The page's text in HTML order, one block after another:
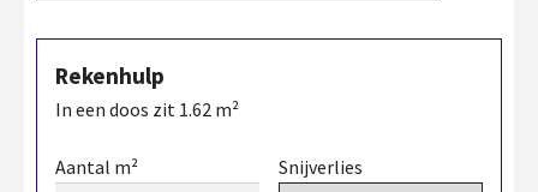
Rekenhulp
In een doos zit 1.62 m²
Aantal m² Snijverlies